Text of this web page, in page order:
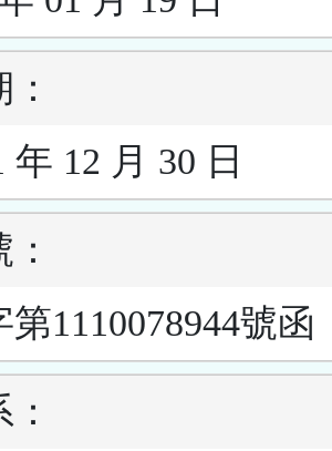
年 12 月 30 日
1110078944號函